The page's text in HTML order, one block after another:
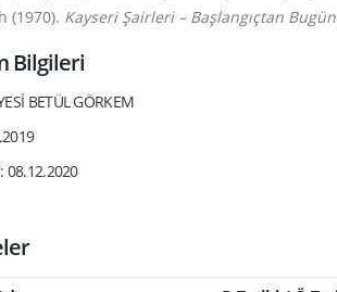
(1970). Kayseri Şairleri – Başlangıçtan
Bilgileri
BETÜL GÖRKEM
08.12.2020